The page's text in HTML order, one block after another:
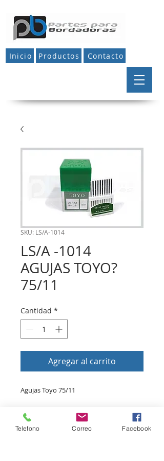
Inicio Productos Contacto
SKU: LS/A-1014
LS/A -1014
AGUJAS TOYO?
75/11
Cantidad *
Agregar al carrito
Agujas Toyo 75/11
Volver a tienda
Telefono Correo Facebook